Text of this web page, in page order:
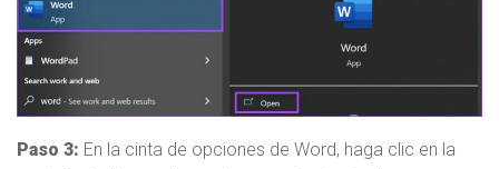
Paso 3: En la cinta de opciones de Word, haga clic en la